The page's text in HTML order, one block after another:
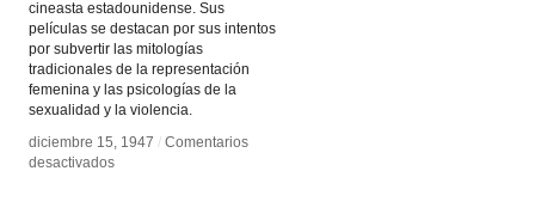
cineasta estadounidense. Sus
películas se destacan por sus intentos
por subvertir las mitologías
tradicionales de la representación
femenina y las psicologías de la
sexualidad y la violencia.
diciembre 15, 1947 / Comentarios
desactivadosen
diciembre 15, 1947 / Comentarios
desactivadosen